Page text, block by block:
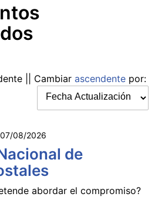
|| Cambiar ascendente por:
07/08/2026
de
abordar el compromiso?